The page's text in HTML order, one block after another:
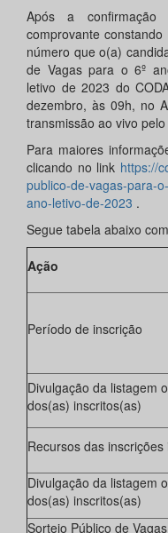
Após a
comprovante
número que o(a)
de Vagas para o 6º
letivo de 2023 do
dezembro, às 09h, no
transmissão ao vivo
Para maiores
clicando no link https://
publico-de-vagas-para-
ano-letivo-de-2023 .
Segue tabela abaixo
Ação
Período de inscrição
Divulgação da listagem
dos(as) inscritos(as)
Recursos das
Divulgação da listagem
dos(as) inscritos(as)
Sorteio Público de